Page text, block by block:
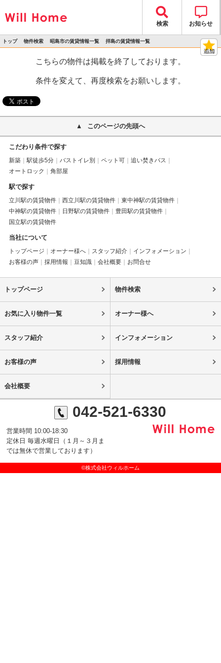
検索 お知らせ
トップ 物件検索 昭島市の賃貸情報一覧 拝島の賃貸情報一覧
こちらの物件は掲載を終了しております。
条件を変えて、再度検索をお願いします。
このページの先頭へ
こだわり条件で探す
新築 駅徒歩5分 バストイレ別 ペット可
追い焚きバス
オートロック
角部屋
駅で探す
立川駅の賃貸物件 西立川駅の賃貸物件
東中神駅の賃貸物件
中神駅の賃貸物件
日野駅の賃貸物件
豊田駅の賃貸物件
国立駅の賃貸物件
当社について
トップページ オーナー様へ スタッフ紹介
インフォメーション
お客様の声
採用情報 豆知識 会社概要 お問合せ
トップページ 物件検索
お気に入り物件一覧 オーナー様へ
スタッフ紹介 インフォメーション
お客様の声 採用情報
会社概要
042-521-6330
営業時間 10:00-18:30
定休日 毎週水曜日（１月～３月ま
では無休で営業しております）
©株式会社ウィルホーム